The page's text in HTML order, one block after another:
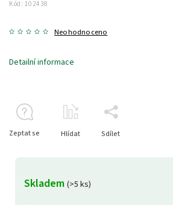
Kód: 102438
Neohodnoceno
Skladem (>5 ks)
Detailní informace
Zeptat se Hlídat Sdílet